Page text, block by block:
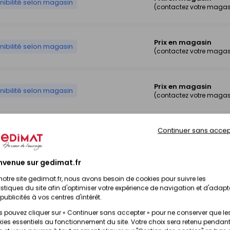
sur gedimat.fr
site gedimat.fr, nous avons besoin de cookies pour suivre les
du site afin d'optimiser votre expérience de navigation et
à vos centres d'intérêt.
pouvez cliquer sur « Continuer sans accepter » pour ne conserver que
essentiels au fonctionnement du site. Votre choix sera retenu pendant
Continuer sans
selon magasin (contactez votre
selon magasin Prix en magasin
(contactez votre
selon magasin Prix en magasin
(contactez votre
selon magasin Prix en magasin
selon magasin Prix en magasin
(contactez votre
selon magasin Prix en magasin
(contactez votre